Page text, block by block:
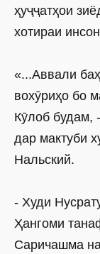
ҳуҷҷатҳои
хотираи
«...Аввали
вохӯриҳо бо
Кӯлоб будам,
дар мактуби
Нальский.
- Худи
Ҳангоми
Саричашма